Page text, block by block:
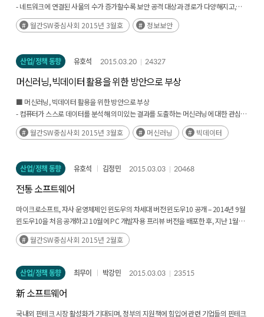
- 네트워크에 연결된 사물의 수가 증가할수록 보안 공격 대상과 경로가 다양해지고,
피해 규모가기존 보안사고보다 더욱 클 것으로 예상
- 반도체 제조업체, 통신서비스 사업자를 중심으로 IoT 정보보안 역량 강화 노력 확산
월간SW중심사회 2015년 3월호 정보보안
산업/정책 동향 유호석 2015.03.20 24327
머신러닝, 빅데이터 활용을 위한 방안으로 부상
■ 머신러닝, 빅데이터 활용을 위한 방안으로 부상
- 컴퓨터가 스스로 데이터를 분석해 의미있는 결과를 도출하는 머신러닝에 대한 관심이
증가
- 글로벌 IT 기업들의 머신러닝 관련 사업 진출이 활발하며 국내기업들도 머신러닝을
위한 노력을 강화
월간SW중심사회 2015년 3월호 머신러닝 빅데이터
산업/정책 동향 유호석 김정민 2015.03.03 20468
전통 소프트웨어
마이크로소프트, 자사 운영체제인 윈도우의 차세대 버전 윈도우10 공개 – 2014년 9월
윈도우10을 처음 공개하고 10월에 PC 개발자용 프리뷰 버전을 배포한 후, 지난 1월
21일 일반 사용자용 프리뷰 버전을 공개. 최종 정식 버전은 2015년 3분기에 출시할
계획월간SW중심사회 2015년 2월호
산업/정책 동향 최무이 박강민 2015.03.03 23515
新 소프트웨어
국내외 핀테크 시장 활성화가 기대되며, 정부의 지원책에 힘입어 관련 기업들의 핀테크